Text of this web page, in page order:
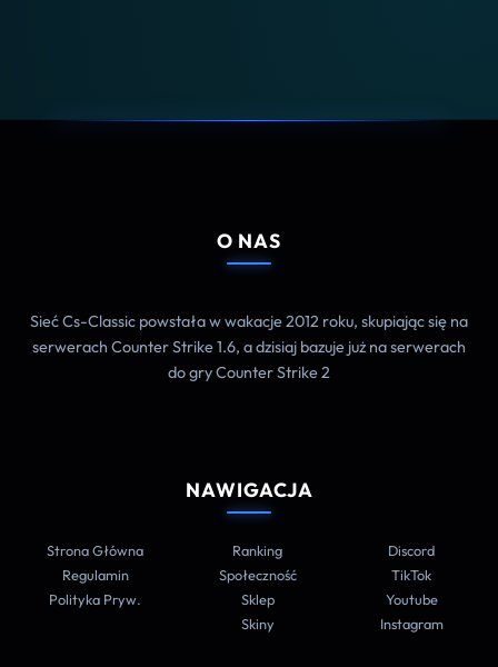
O NAS
Sieć Cs-Classic powstała w wakacje 2012 roku, skupiając się na
serwerach Counter Strike 1.6, a dzisiaj bazuje już na serwerach
do gry Counter Strike 2
NAWIGACJA
Strona Główna
Regulamin
Polityka Pryw.
Ranking
Społeczność
Sklep
Skiny
Discord
TikTok
Youtube
Instagram